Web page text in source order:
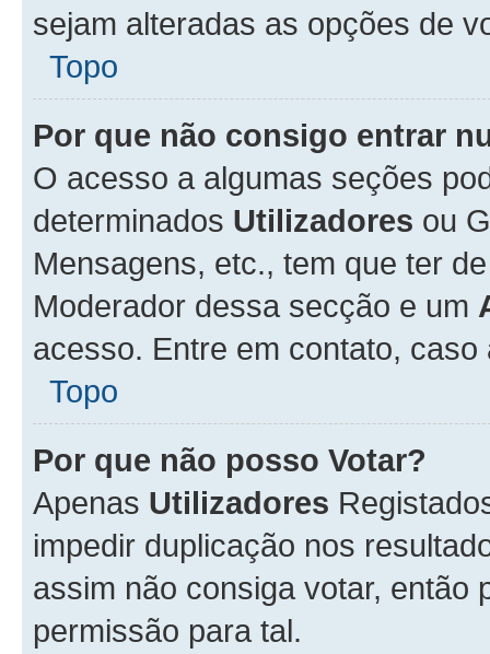
sejam alteradas as opções de
Topo
Por que não consigo entrar
O acesso a algumas seções
determinados Utilizadores ou
Mensagens, etc., tem que ter
Moderador dessa secção e um
acesso. Entre em contato,
Topo
Por que não posso Votar?
Apenas Utilizadores
impedir duplicação nos
assim não consiga votar, então
permissão para tal.